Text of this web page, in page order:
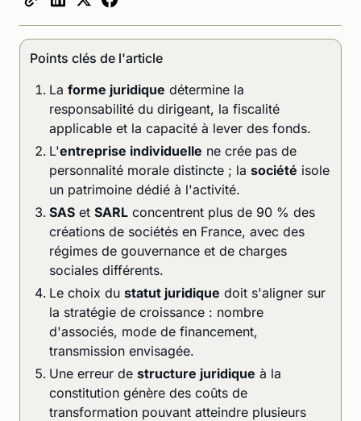
Points clés de l'article
La forme juridique détermine la
responsabilité du dirigeant, la fiscalité
applicable et la capacité à lever des fonds.
L'entreprise individuelle ne crée pas de
personnalité morale distincte ; la société isole
un patrimoine dédié à l'activité.
SAS et SARL concentrent plus de 90 % des
créations de sociétés en France, avec des
régimes de gouvernance et de charges
sociales différents.
Le choix du statut juridique doit s'aligner sur
la stratégie de croissance : nombre
d'associés, mode de financement,
transmission envisagée.
Une erreur de structure juridique à la
constitution génère des coûts de
transformation pouvant atteindre plusieurs